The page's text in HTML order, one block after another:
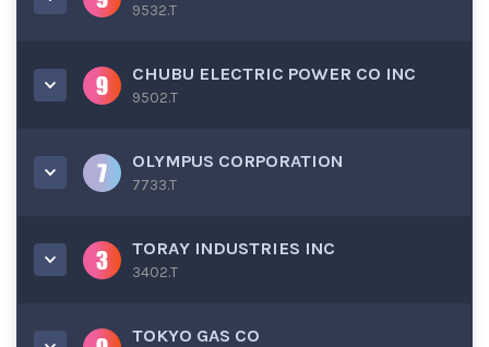
9532.T
CHUBU ELECTRIC POWER CO INC
9502.T
OLYMPUS CORPORATION
7733.T
TORAY INDUSTRIES INC
3402.T
TOKYO GAS CO